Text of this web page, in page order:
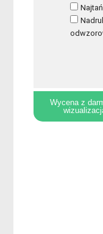
Wycena z